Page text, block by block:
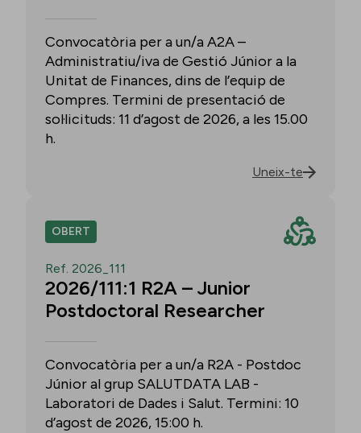
Convocatòria per a un/a A2A –
Administratiu/iva de Gestió Júnior a la
Unitat de Finances, dins de l’equip de
Compres. Termini de presentació de
sol·licituds: 11 d’agost de 2026, a les 15.00
h.
Uneix-te
OBERT
Ref. 2026_111
2026/111:1 R2A – Junior
Postdoctoral Researcher
Convocatòria per a un/a R2A - Postdoc
Júnior al grup SALUTDATA LAB -
Laboratori de Dades i Salut. Termini: 10
d’agost de 2026, 15:00 h.